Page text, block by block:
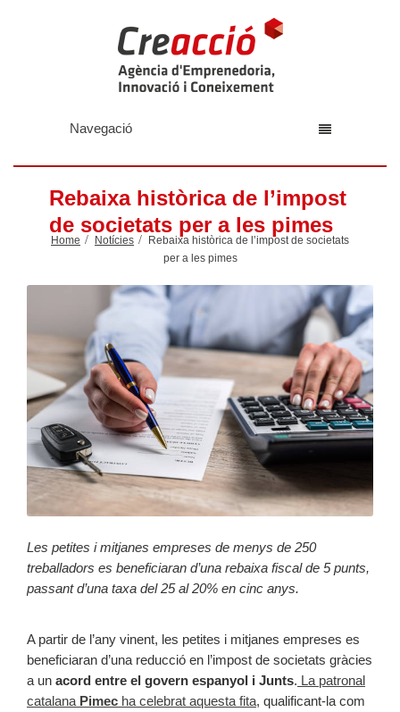
Navegació
Rebaixa històrica de l’impost
de societats per a les pimes
Home Notícies
Rebaixa històrica de l’impost de societats
per a les pimes
Les petites i mitjanes empreses de menys de 250
treballadors es beneficiaran d’una rebaixa fiscal de 5 punts,
passant d’una taxa del 25 al 20% en cinc anys.
A partir de l’any vinent, les petites i mitjanes empreses es
beneficiaran d’una reducció en l’impost de societats gràcies
a un acord entre el govern espanyol i Junts. La patronal
catalana Pimec ha celebrat aquesta fita, qualificant-la com